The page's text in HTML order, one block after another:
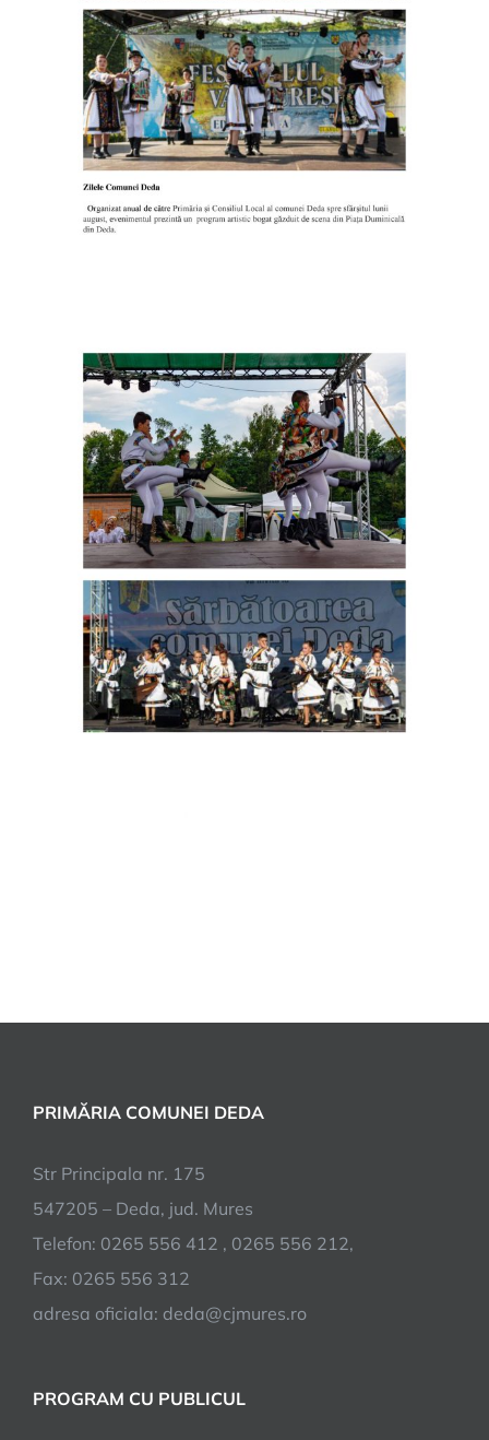
PRIMĂRIA COMUNEI DEDA
Str Principala nr. 175
547205 – Deda, jud. Mures
Telefon: 0265 556 412 , 0265 556 212,
Fax: 0265 556 312
adresa oficiala: deda@cjmures.ro
PROGRAM CU PUBLICUL